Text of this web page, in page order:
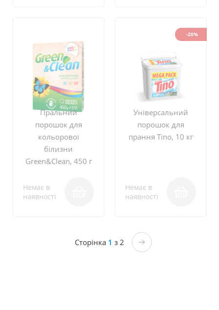
Пральний
порошок для
кольорової
білизни
Green&Clean, 450 г
Немає в
наявності
-20%
Універсальний
порошок для
прання Tino, 10 кг
Немає в
наявності
Сторінка 1 з 2